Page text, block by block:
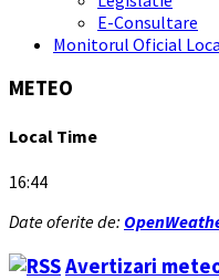
E-Consultare
Monitorul Oficial
METEO
Local Time
16:44
Date oferite de:
Avertizari